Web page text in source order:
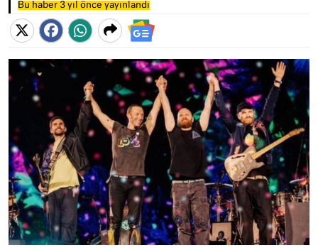
Bu haber 3 yıl önce yayınlandı